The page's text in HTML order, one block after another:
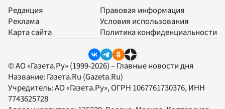
Редакция
Реклама
Карта сайта
Правовая информация
Условия использования
Политика конфиденциальности
© АО «Газета.Ру» (1999-2026) – Главные новости дня
Название: Газета.Ru (Gazeta.Ru)
Учредитель:АО «Газета.Ру», ОГРН 1067761730376, ИНН
7743625728